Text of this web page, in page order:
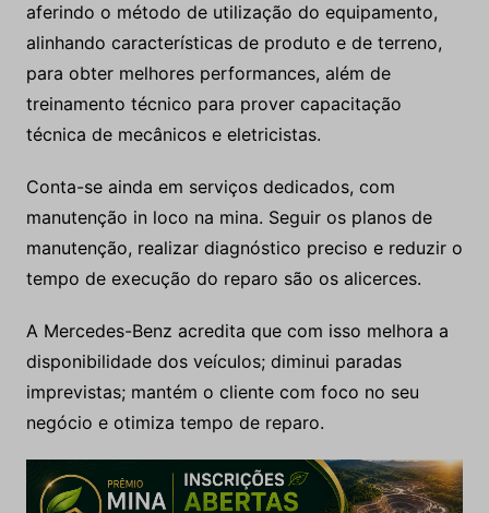
aferindo o método de utilização do equipamento,
alinhando características de produto e de terreno,
para obter melhores performances, além de
treinamento técnico para prover capacitação
técnica de mecânicos e eletricistas.
Conta-se ainda em serviços dedicados, com
manutenção in loco na mina. Seguir os planos de
manutenção, realizar diagnóstico preciso e reduzir o
tempo de execução do reparo são os alicerces.
A Mercedes-Benz acredita que com isso melhora a
disponibilidade dos veículos; diminui paradas
imprevistas; mantém o cliente com foco no seu
negócio e otimiza tempo de reparo.